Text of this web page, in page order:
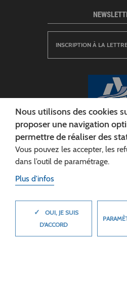
CONSEIL
Siège :
INSCRIPTION À LA
Nous utilisons des cookies
proposer une navigation
permettre de réaliser des
Vous pouvez les accepter, les
dans l’outil de paramétrage.
Plus d'infos
✓
OUI, JE SUIS
D'ACCORD
MASQUER